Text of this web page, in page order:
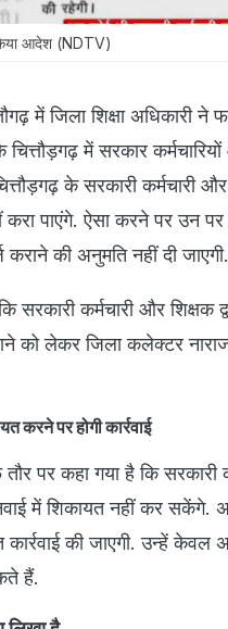
किया आदेश (NDTV)
में जिला शिक्षा
चित्तौड़गढ़ में सरकार
के सरकारी कर्मचारी
पाएंगे. ऐसा करने पर उन पर
कराने की अनुमति नहीं दी जाएगी.
सरकारी कर्मचारी और शिक्षक
को लेकर जिला कलेक्टर
करने पर होगी कार्रवाई
पर कहा गया है कि सरकारी
में शिकायत नहीं कर सकेंगे.
की जाएगी. उन्हें केवल
हैं.